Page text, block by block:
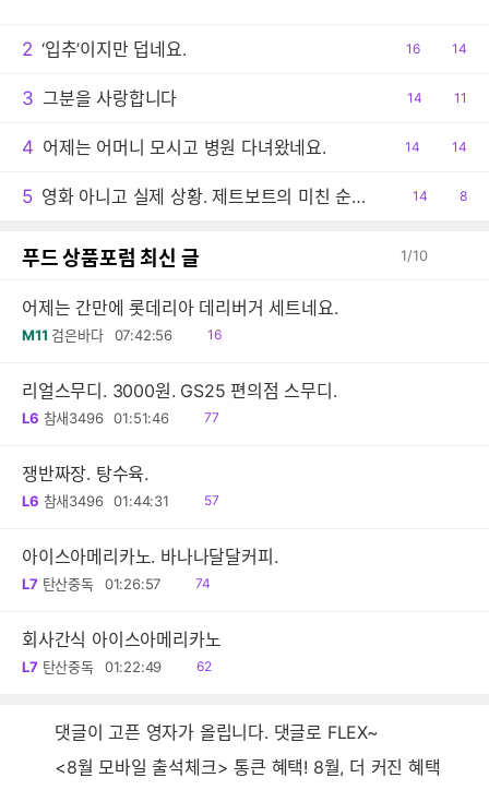
2 ‘입추’이지만 덥네요.
공
16
댓
14
3 그분을 사랑합니다
공
14
댓
11
4 어제는 어머니 모시고 병원 다녀왔네요.
공
14
댓
14
5 영화 아니고 실제 상황. 제트보트의 미친 순발력
공
14
댓
8
푸드 상품포럼 최신 글 1/10
어제는 간만에 롯데리아 데리버거 세트네요.
M11 검은바다 07:42:56
읽
16
리얼스무디. 3000원. GS25 편의점 스무디.
L6 참새3496 01:51:46
읽
77
쟁반짜장. 탕수육.
L6 참새3496 01:44:31
읽
57
아이스아메리카노. 바나나달달커피.
L7 탄산중독 01:26:57
읽
74
회사간식 아이스아메리카노
L7 탄산중독 01:22:49
읽
62
댓글이 고픈 영자가 올립니다. 댓글로 FLEX~
<8월 모바일 출석체크> 통큰 혜택! 8월, 더 커진 혜택